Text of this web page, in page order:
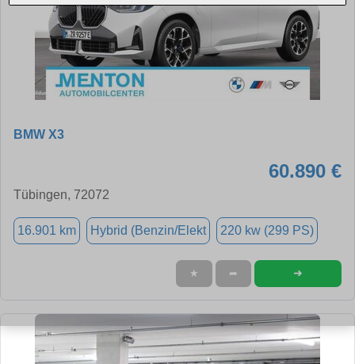
BMW X3
60.890 €
Tübingen, 72072
16.901 km Hybrid (Benzin/Elekt 220 kw (299 PS)
★ ➦ ➜